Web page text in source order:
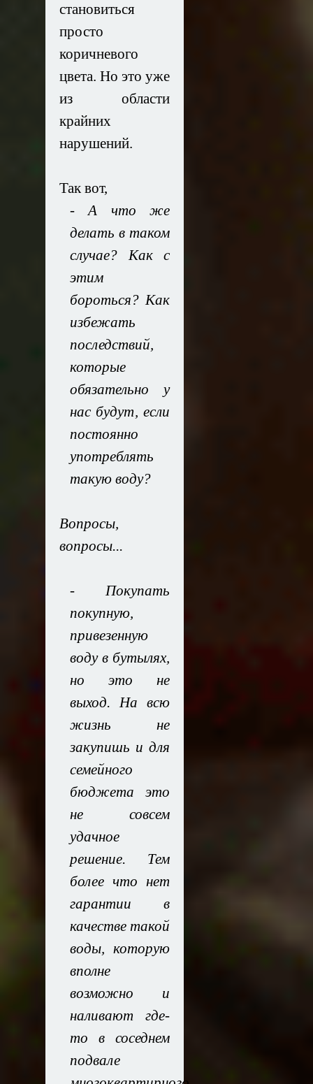
становиться
просто
коричневого
цвета. Но это уже
из области
крайних
нарушений.
Так вот,
- А что же
делать в таком
случае? Как с
этим
бороться? Как
избежать
последствий,
которые
обязательно у
нас будут, если
постоянно
употреблять
такую воду?
Вопросы,
вопросы...
- Покупать
покупную,
привезенную
воду в бутылях,
но это не
выход. На всю
жизнь не
закупишь и для
семейного
бюджета это
не совсем
удачное
решение. Тем
более что нет
гарантии в
качестве такой
воды, которую
вполне
возможно и
наливают где-
то в соседнем
подвале